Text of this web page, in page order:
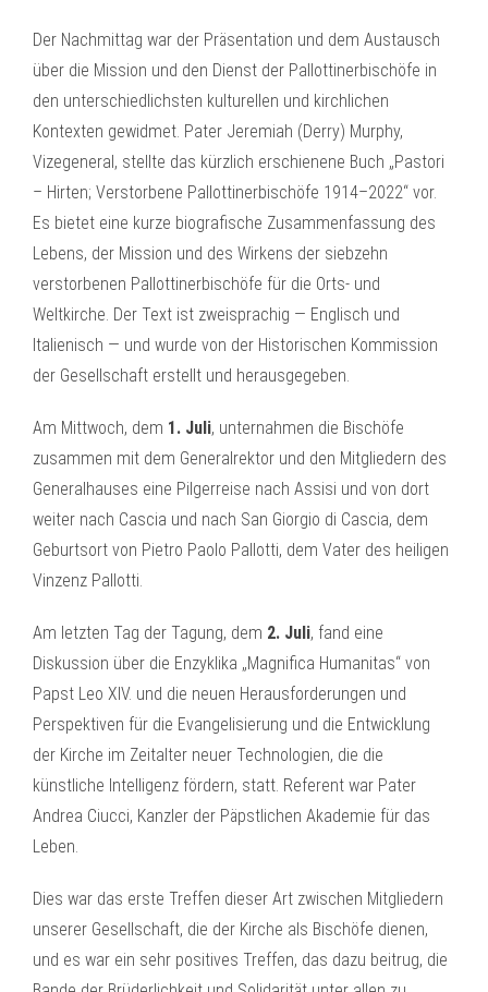
Der Nachmittag war der Präsentation und dem Austausch
über die Mission und den Dienst der Pallottinerbischöfe in
den unterschiedlichsten kulturellen und kirchlichen
Kontexten gewidmet. Pater Jeremiah (Derry) Murphy,
Vizegeneral, stellte das kürzlich erschienene Buch „Pastori
– Hirten; Verstorbene Pallottinerbischöfe 1914–2022“ vor.
Es bietet eine kurze biografische Zusammenfassung des
Lebens, der Mission und des Wirkens der siebzehn
verstorbenen Pallottinerbischöfe für die Orts- und
Weltkirche. Der Text ist zweisprachig — Englisch und
Italienisch — und wurde von der Historischen Kommission
der Gesellschaft erstellt und herausgegeben.
Am Mittwoch, dem 1. Juli, unternahmen die Bischöfe
zusammen mit dem Generalrektor und den Mitgliedern des
Generalhauses eine Pilgerreise nach Assisi und von dort
weiter nach Cascia und nach San Giorgio di Cascia, dem
Geburtsort von Pietro Paolo Pallotti, dem Vater des heiligen
Vinzenz Pallotti.
Am letzten Tag der Tagung, dem 2. Juli, fand eine
Diskussion über die Enzyklika „Magnifica Humanitas“ von
Papst Leo XIV. und die neuen Herausforderungen und
Perspektiven für die Evangelisierung und die Entwicklung
der Kirche im Zeitalter neuer Technologien, die die
künstliche Intelligenz fördern, statt. Referent war Pater
Andrea Ciucci, Kanzler der Päpstlichen Akademie für das
Leben.
Dies war das erste Treffen dieser Art zwischen Mitgliedern
unserer Gesellschaft, die der Kirche als Bischöfe dienen,
und es war ein sehr positives Treffen, das dazu beitrug, die